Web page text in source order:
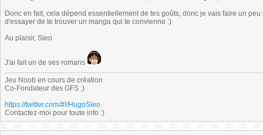
Donc en fait, cela dépend essentiellement de tes goûts, donc je vais faire un
d'essayer de te trouver un manga qui te convienne :)
Au plaisir, Sieo
J'ai fait un de ses romans
Jeu Noob en cours de création
Co-Fondateur des GFS ;)
https://twitter.com/#!/HugoSieo
Contactez-moi pour toute info :)